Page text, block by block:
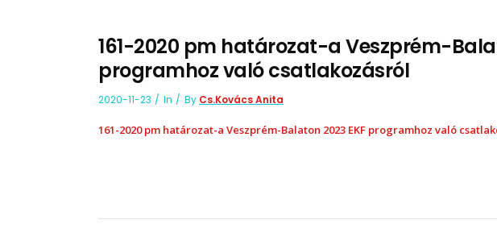
161-2020 pm határozat-a Veszprém-
programhoz való csatlakozásról
2020-11-23 In By Cs.Kovács Anita
161-2020 pm határozat-a Veszprém-Balaton 2023 EKF programhoz való